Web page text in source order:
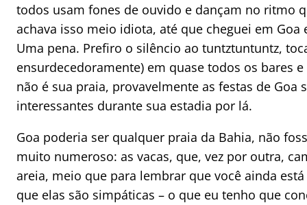
todos usam fones de ouvido e dançam no ritmo
achava isso meio idiota, até que cheguei em Goa
Uma pena. Prefiro o silêncio ao tuntztuntuntz,
ensurdecedoramente) em quase todos os bares
não é sua praia, provavelmente as festas de Goa
interessantes durante sua estadia por lá.
Goa poderia ser qualquer praia da Bahia, não
muito numeroso: as vacas, que, vez por outra,
areia, meio que para lembrar que você ainda
que elas são simpáticas – o que eu tenho que